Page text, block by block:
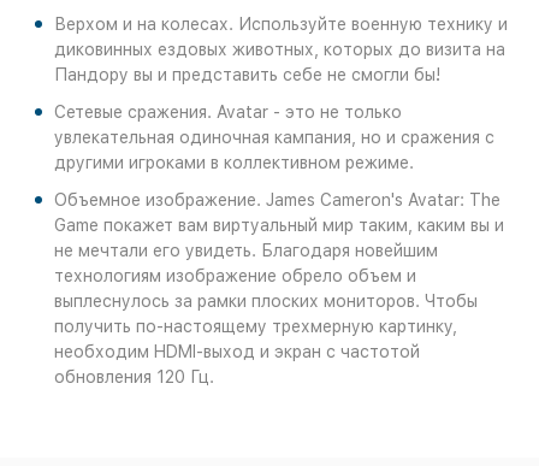
Верхом и на колесах. Используйте военную технику и
диковинных ездовых животных, которых до визита на
Пандору вы и представить себе не смогли бы!
Сетевые сражения. Avatar - это не только
увлекательная одиночная кампания, но и сражения с
другими игроками в коллективном режиме.
Объемное изображение. James Cameron's Avatar: The
Game покажет вам виртуальный мир таким, каким вы и
не мечтали его увидеть. Благодаря новейшим
технологиям изображение обрело объем и
выплеснулось за рамки плоских мониторов. Чтобы
получить по-настоящему трехмерную картинку,
необходим HDMI-выход и экран с частотой
обновления 120 Гц.